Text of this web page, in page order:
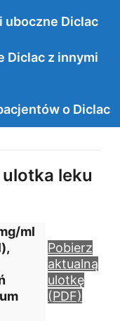
uboczne Diclac
Diclac z innymi
o Diclac
leku
ml
Pobierz
aktualną
ulotkę
(PDF)